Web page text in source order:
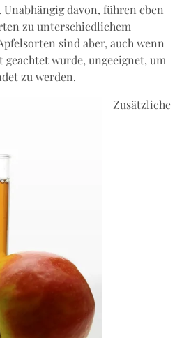
davon, führen eben
zu unterschiedlichem
sind aber, auch wenn
geachtet wurde, ungeeignet, um
zu werden.
Zusätzliche